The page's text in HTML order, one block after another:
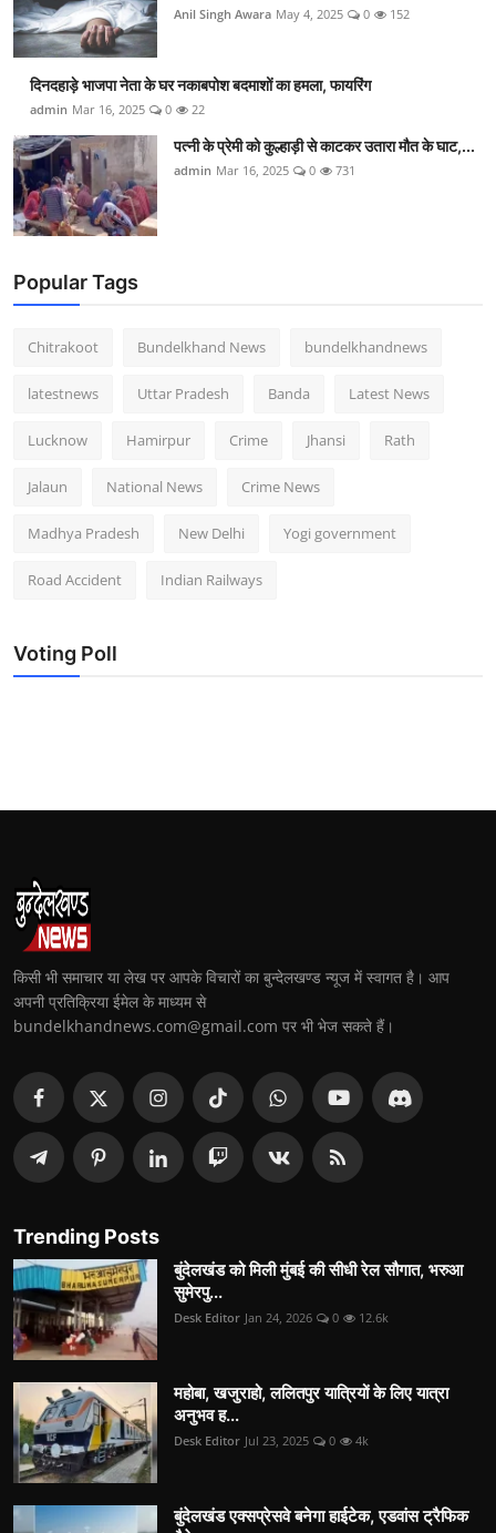
Anil Singh Awara May 4, 2025 0 152
दिनदहाड़े भाजपा नेता के घर नकाबपोश बदमाशों का हमला, फायरिंग
admin Mar 16, 2025 0 22
पत्नी के प्रेमी को कुल्हाड़ी से काटकर उतारा मौत के घाट,...
admin Mar 16, 2025 0 731
Popular Tags
Chitrakoot Bundelkhand News bundelkhandnews
latestnews Uttar Pradesh Banda Latest News
Lucknow Hamirpur Crime Jhansi Rath
Jalaun National News Crime News
Madhya Pradesh New Delhi Yogi government
Road Accident Indian Railways
Voting Poll
किसी भी समाचार या लेख पर आपके विचारों का बुन्देलखण्ड न्यूज में स्वागत है। आप
अपनी प्रतिक्रिया ईमेल के माध्यम से
bundelkhandnews.com@gmail.com पर भी भेज सकते हैं।
Trending Posts
बुंदेलखंड को मिली मुंबई की सीधी रेल सौगात, भरुआ
सुमेरपु...
Desk Editor Jan 24, 2026 0 12.6k
महोबा, खजुराहो, ललितपुर यात्रियों के लिए यात्रा
अनुभव ह...
Desk Editor Jul 23, 2025 0 4k
बुंदेलखंड एक्सप्रेसवे बनेगा हाईटेक, एडवांस ट्रैफिक